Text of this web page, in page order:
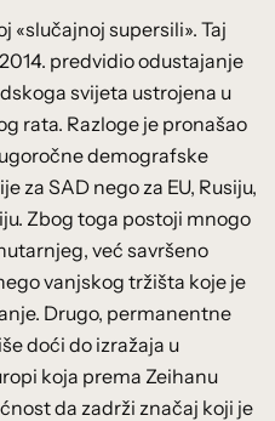
«slučajnoj supersili». Taj
predvidio odustajanje
svijeta ustrojena u
rata. Razloge je pronašao
demografske
za SAD nego za EU, Rusiju,
Zbog toga postoji mnogo
već savršeno
vanjskog tržišta koje je
Drugo, permanentne
doći do izražaja u
koja prema Zeihanu
da zadrži značaj koji je